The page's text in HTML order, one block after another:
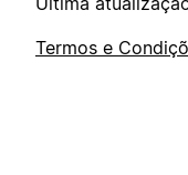
Termos e